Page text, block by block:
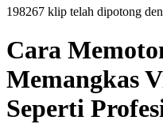
198267 klip telah dipotong
Cara
Memangkas
Seperti